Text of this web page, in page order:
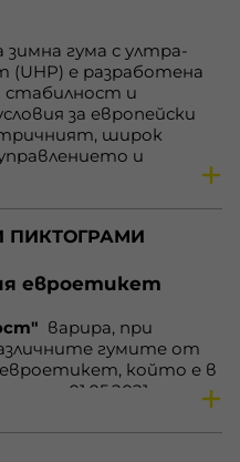
зимна гума с ултра-
(UHP) е разработена
стабилност и
за европейски
широк
и
която помага да се
при
ПИКТОГРАМИ
евроетикет
варира, при
гумите от
евроетикет, който е в
след 01.05.2021 година,
Зa гуми С1 и
и микрoбуcи,